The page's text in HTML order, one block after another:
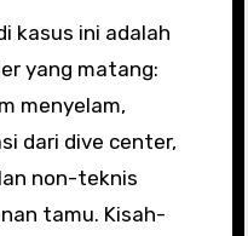
kasus ini adalah
yang matang:
menyelam,
dari dive center,
non-teknis
tamu. Kisah-